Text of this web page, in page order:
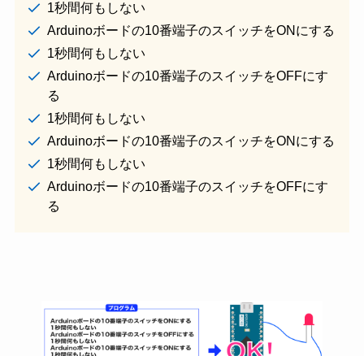
1秒間何もしない
Arduinoボードの10番端子のスイッチをONにする
1秒間何もしない
Arduinoボードの10番端子のスイッチをOFFにす
る
1秒間何もしない
Arduinoボードの10番端子のスイッチをONにする
1秒間何もしない
Arduinoボードの10番端子のスイッチをOFFにす
る